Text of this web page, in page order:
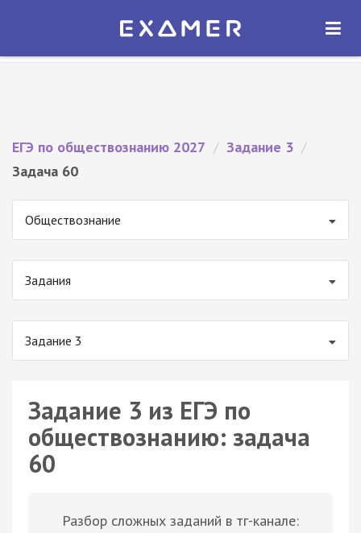
Экзамер — ЕГЭ 2027
ОТКРЫТЬ
ЕГЭ по обществознанию 2027 / Задание 3 /
Задача 60
Обществознание
Задания
Задание 3
Задание 3 из ЕГЭ по
обществознанию: задача
60
Разбор сложных заданий в тг-канале: